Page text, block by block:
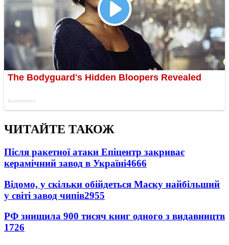
ЧИТАЙТЕ ТАКОЖ
Після ракетної атаки Епіцентр закриває
керамічний завод в Україні4666
Відомо, у скільки обійдеться Маску найбільший
у світі завод чипів2955
РФ знищила 900 тисяч книг одного з видавництв
1726